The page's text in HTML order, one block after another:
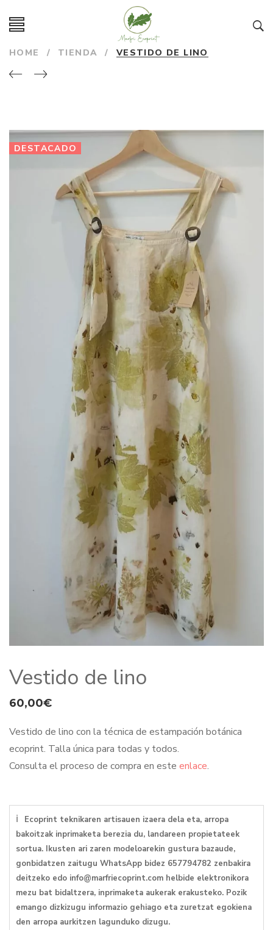
HOME / TIENDA / VESTIDO DE LINO
DESTACADO
Vestido de lino
60,00€
Vestido de lino con la técnica de estampación botánica
ecoprint. Talla única para todas y todos.
Consulta el proceso de compra en este enlace.
ℹ
Ecoprint teknikaren artisauen izaera dela eta, arropa
bakoitzak inprimaketa berezia du, landareen propietateek
sortua. Ikusten ari zaren modeloarekin gustura bazaude,
gonbidatzen zaitugu WhatsApp bidez 657794782 zenbakira
deitzeko edo info@marfriecoprint.com helbide elektronikora
mezu bat bidaltzera, inprimaketa aukerak erakusteko. Pozik
emango dizkizugu informazio gehiago eta zuretzat egokiena
den arropa aurkitzen lagunduko dizugu.